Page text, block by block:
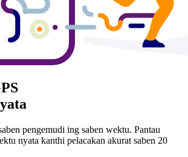
pengemudi ing saben wektu. Pantau
nyata kanthi pelacakan akurat saben 20